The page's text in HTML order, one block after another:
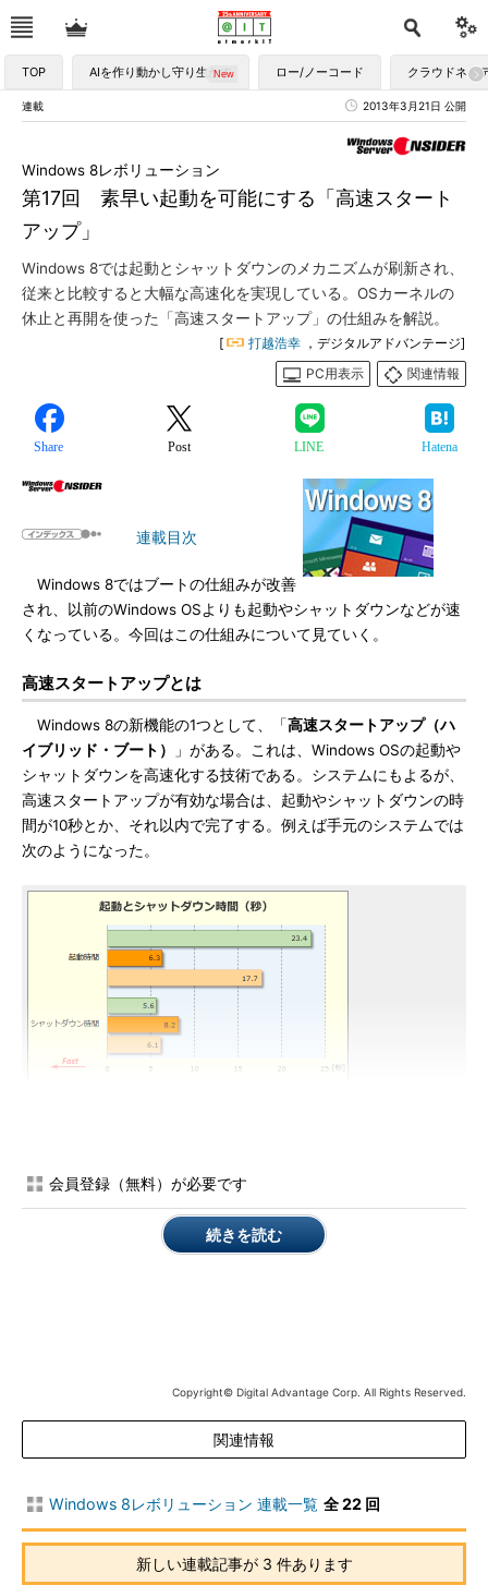
TOP AIを作り動かし守り生かす ロー/ノーコード クラウドネイ
連載 2013年3月21日 公開
第17回 素早い起動を可能にする「高速スタート
アップ」
Windows 8レボリューション
Windows 8では起動とシャットダウンのメカニズムが刷新され、
従来と比較すると大幅な高速化を実現している。OSカーネルの
休止と再開を使った「高速スタートアップ」の仕組みを解説。
[ 打越浩幸 ，デジタルアドバンテージ]
PC用表示
関連情報
Share Post LINE Hatena
連載目次
Windows 8ではブートの仕組みが改善
され、以前のWindows OSよりも起動やシャットダウンなどが速
くなっている。今回はこの仕組みについて見ていく。
高速スタートアップとは
Windows 8の新機能の1つとして、「高速スタートアップ（ハ
イブリッド・ブート）
」がある。これは、Windows OSの起動や
シャットダウンを高速化する技術である。システムにもよるが、
高速スタートアップが有効な場合は、起動やシャットダウンの時
間が10秒とか、それ以内で完了する。例えば手元のシステムでは
次のようになった。
sクラスのハードディスクを使った自作PCシステムでの測定
結果。電源ボタンを押して起動し、BIOSのPOST画面が終わ
ってからログオン画面（Windows 8ではサインイン画面）が
表示されるまでの時間と、電源ボタンを押してシステムの動
通常、高速スタートアップは明示的にオンにする必要はない。
高速スタートアップが利用できるシステムであれば、Windows 8
が自動的にその機能をオンにするからだ（この場合、手動でオフ
プが利用できるかどうかは、コントロール・パネルを見るか、コ
マンド・プロンプトを使えば確認できる。
コントロール・パネルで確認するには、まず「システムとセキ
会員登録（無料）が必要です
続きを読む
Copyright© Digital Advantage Corp. All Rights Reserved.
関連情報
Windows 8レボリューション 連載一覧 全 22 回
新しい連載記事が 3 件あります